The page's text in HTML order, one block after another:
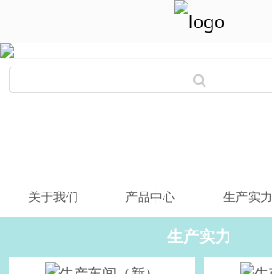
关于我们 产品中心 生产实力
生产实力